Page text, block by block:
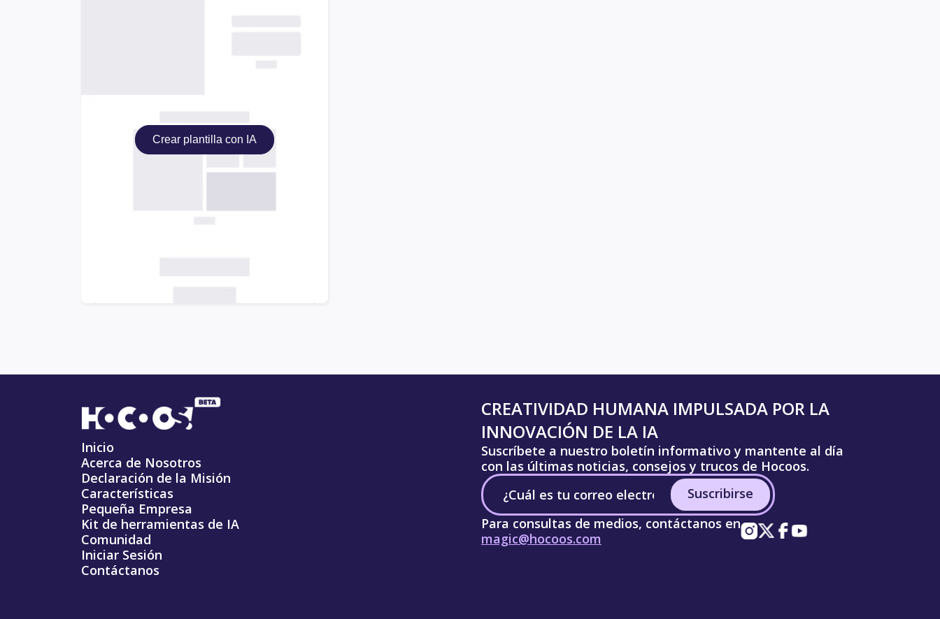
Crear plantilla con IA
Inicio
Acerca de Nosotros
Declaración de la Misión
Características
Pequeña Empresa
Kit de herramientas de IA
Comunidad
Iniciar Sesión
Contáctanos
CREATIVIDAD HUMANA IMPULSADA POR LA
INNOVACIÓN DE LA IA
Suscríbete a nuestro boletín informativo y mantente al día
con las últimas noticias, consejos y trucos de Hocoos.
Suscribirse
Para consultas de medios, contáctanos en
magic@hocoos.com